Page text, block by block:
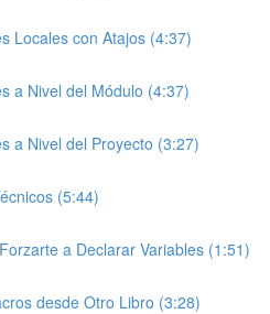
Locales con Atajos (4:37)
a Nivel del Módulo (4:37)
a Nivel del Proyecto (3:27)
(5:44)
a Declarar Variables (1:51)
desde Otro Libro (3:28)